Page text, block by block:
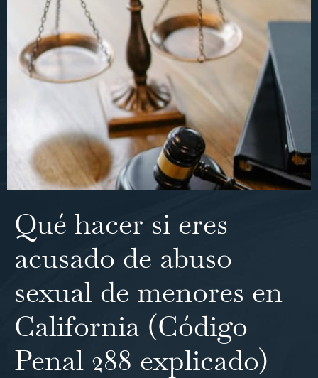
Qué hacer si eres
acusado de abuso
sexual de menores en
California (Código
Penal 288 explicado)